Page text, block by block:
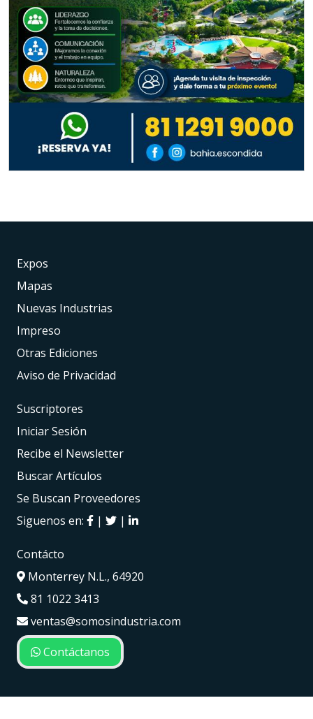
Expos
Mapas
Nuevas Industrias
Impreso
Otras Ediciones
Aviso de Privacidad
Suscriptores
Iniciar Sesión
Recibe el Newsletter
Buscar Artículos
Se Buscan Proveedores
Siguenos en:
| |
Contácto
Monterrey N.L., 64920
81 1022 3413
ventas@somosindustria.com
Contáctanos